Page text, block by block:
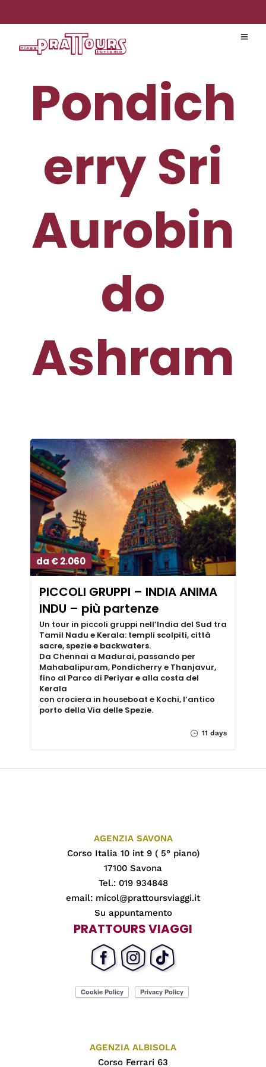
Pondich
erry Sri
Aurobin
do
Ashram
da € 2.060
PICCOLI GRUPPI – INDIA ANIMA
INDU – più partenze
Un tour in piccoli gruppi nell’India del Sud tra
Tamil Nadu e Kerala: templi scolpiti, città
sacre, spezie e backwaters.
Da Chennai a Madurai, passando per
Mahabalipuram, Pondicherry e Thanjavur,
fino al Parco di Periyar e alla costa del
Kerala
con crociera in houseboat e Kochi, l’antico
porto della Via delle Spezie.
11 days
AGENZIA SAVONA
Corso Italia 10 int 9 ( 5° piano)
17100 Savona
Tel.: 019 934848
email: micol@prattoursviaggi.it
Su appuntamento
PRATTOURS VIAGGI
AGENZIA ALBISOLA
Corso Ferrari 63